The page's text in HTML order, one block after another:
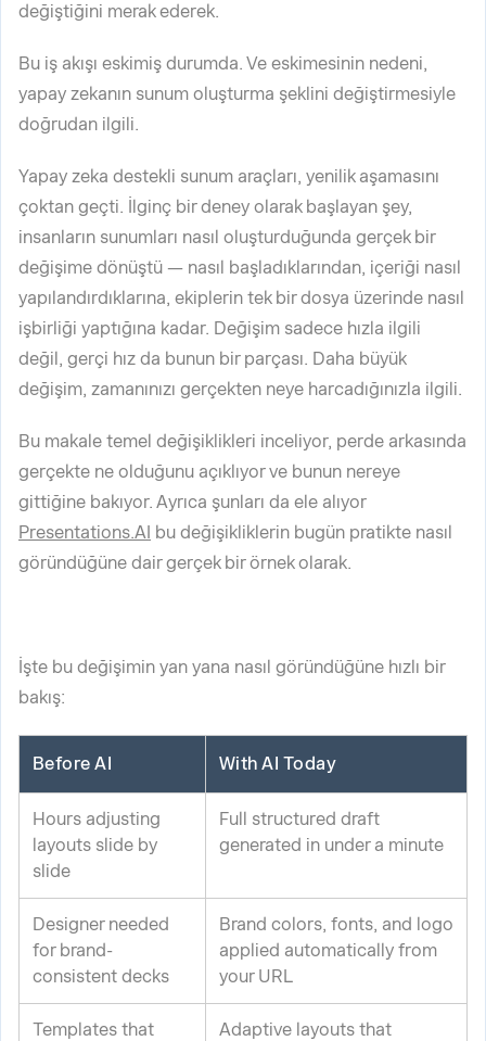
değiştiğini merak ederek.
Bu iş akışı eskimiş durumda. Ve eskimesinin nedeni,
yapay zekanın sunum oluşturma şeklini değiştirmesiyle
doğrudan ilgili.
Yapay zeka destekli sunum araçları, yenilik aşamasını
çoktan geçti. İlginç bir deney olarak başlayan şey,
insanların sunumları nasıl oluşturduğunda gerçek bir
değişime dönüştü — nasıl başladıklarından, içeriği nasıl
yapılandırdıklarına, ekiplerin tek bir dosya üzerinde nasıl
işbirliği yaptığına kadar. Değişim sadece hızla ilgili
değil, gerçi hız da bunun bir parçası. Daha büyük
değişim, zamanınızı gerçekten neye harcadığınızla ilgili.
Bu makale temel değişiklikleri inceliyor, perde arkasında
gerçekte ne olduğunu açıklıyor ve bunun nereye
gittiğine bakıyor. Ayrıca şunları da ele alıyor
Presentations.AI bu değişikliklerin bugün pratikte nasıl
göründüğüne dair gerçek bir örnek olarak.
İşte bu değişimin yan yana nasıl göründüğüne hızlı bir
bakış:
Before AI With AI Today
Hours adjusting
layouts slide by
slide
Full structured draft
generated in under a minute
Designer needed
for brand-
consistent decks
Brand colors, fonts, and logo
applied automatically from
your URL
Templates that
Adaptive layouts that